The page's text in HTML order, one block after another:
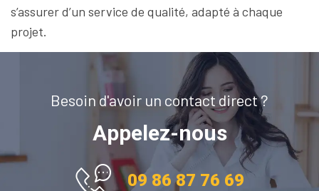
s’assurer d’un service de qualité, adapté à chaque
projet.
Besoin d'avoir un contact direct ?
Appelez-nous
09 86 87 76 69